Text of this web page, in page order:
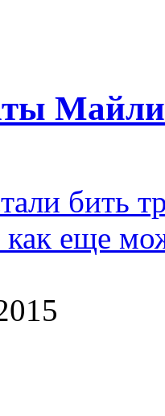
Майли
бить
как еще